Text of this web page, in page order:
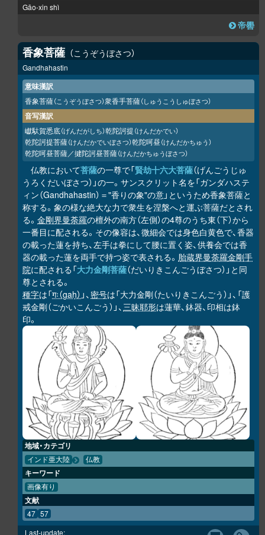
Gāo-xin shì
帝嚳
香象菩薩 こうぞうぼさつ
Gandhahastin
意味漢訳
香象菩薩（こうぞうぼさつ）衆香手菩薩（しゅうこうしゅぼさつ）
音写漢訳
巘馱賀悉底（げんだがしち）乾陀訶提（けんだかでい）
乾陀訶提菩薩（けんだかでいぼさつ）乾陀呵昼（けんだかちゅう）
乾陀呵昼菩薩／揵陀訶昼菩薩（けんだかちゅうぼさつ）
仏教において菩薩の一尊で「賢劫十六大菩薩（げんごうじゅ
うろくだいぼさつ）」の一。サンスクリット名を「ガンダハステ
ィン（Gandhahastin）＝"香りの象"の意」というため香象菩薩と
称する。象の様な絶大な力で衆生を涅槃へと運ぶ菩薩だとされ
る。 金剛界曼荼羅の檀外の南方（左側）の4尊のうち東（下）から
一番目に配される。その像容は、微細会では身色白黄色で、香器
の載った蓮を持ち、左手は拳にして腰に置く姿、供養会では香
器の載った蓮を両手で持つ姿で表される。 胎蔵界曼荼羅金剛手
院に配される「大力金剛菩薩（だいりきこんごうぼさつ）」と同
尊とされる。
種字は「गः（gaḥ） 」、 密号は「大力金剛（たいりきこんごう）」、「護
戒金剛（ごかいこんごう）」、三昧耶形は蓮華、鉢器、印相は鉢
印。
地域・カテゴリ
インド亜大陸 仏教
キーワード
画像有り
文献
47 57
Last-update: